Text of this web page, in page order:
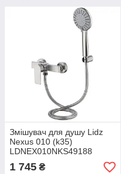
Змішувач для душу Lidz
Nexus 010 (k35)
LDNEX010NKS49188
Nickel
1 745 ₴